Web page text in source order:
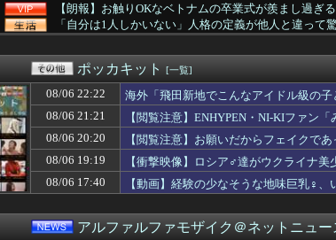
【朗報】お触りOKなベトナムの卒業式が羨まし過ぎ
「自分は1人しかいない」人格の定義が他人と違って
子どもが中学受験してる知り合い、たくさん受けさ
【大地震】専門家「南海トラフだけでなく直下型地震
【画像】洋服の青山、空調ウェアを発売ｗｗｗｗｗｗ
【画像】中村敬斗 かっこいいアスリート調査 1位 W
カープ安仁屋、益田＆小園にブチ切れ「この時期に来
2歳半の息子が随分と語彙が増えてきた
【画像】「パンツを見せるためだけのアニメ」あった
涼宮ハルヒ、今見ても面白い
「パチンコ・パチスロは適度に楽しむ遊びです。 の
【画像】本田望結の妹、本田望結より実ってしまうｗ
【悲報】身元不明で病院に運ばれたオタク、待ち受け
ポッカキット [一覧]
08/06 22:22
海外「飛田新地でこんなアイドル級の
08/06 21:21
【閲覧注意】ENHYPEN・NI-KIファン
08/06 20:20
【閲覧注意】お願いだからフェイクで
08/06 19:19
【衝撃映像】ロシア♂達がウクライナ
08/06 17:40
【動画】経験の少なそうな地味巨乳♀
アルファルファモザイク＠ネットニュー